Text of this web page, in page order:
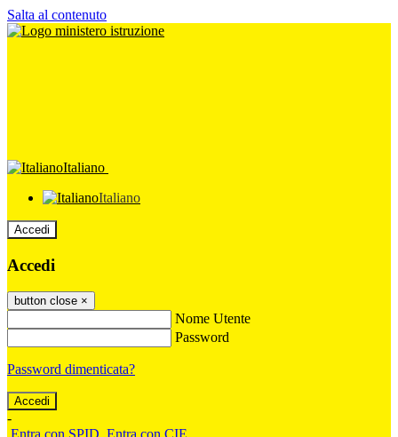
Salta al contenuto
Italiano
Italiano
Accedi
Accedi
button close ×
Nome Utente
Password
Password dimenticata?
-